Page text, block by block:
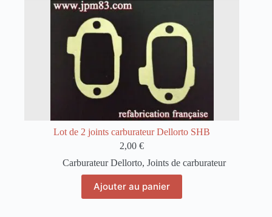
Lot de 2 joints carburateur Dellorto SHB
2,00€
Carburateur Dellorto, Joints de carburateur
Ajouter au panier